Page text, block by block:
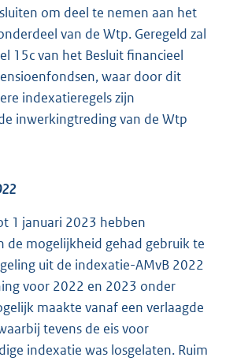
om deel te nemen aan het
van de Wtp. Geregeld zal
15c van het Besluit financieel
waar door dit
indexatieregels zijn
inwerkingtreding van de Wtp
1 januari 2023 hebben
de mogelijkheid gehad gebruik te
uit de indexatie-AMvB 2022
voor 2022 en 2023 onder
maakte vanaf een verlaagde
tevens de eis voor
indexatie was losgelaten. Ruim